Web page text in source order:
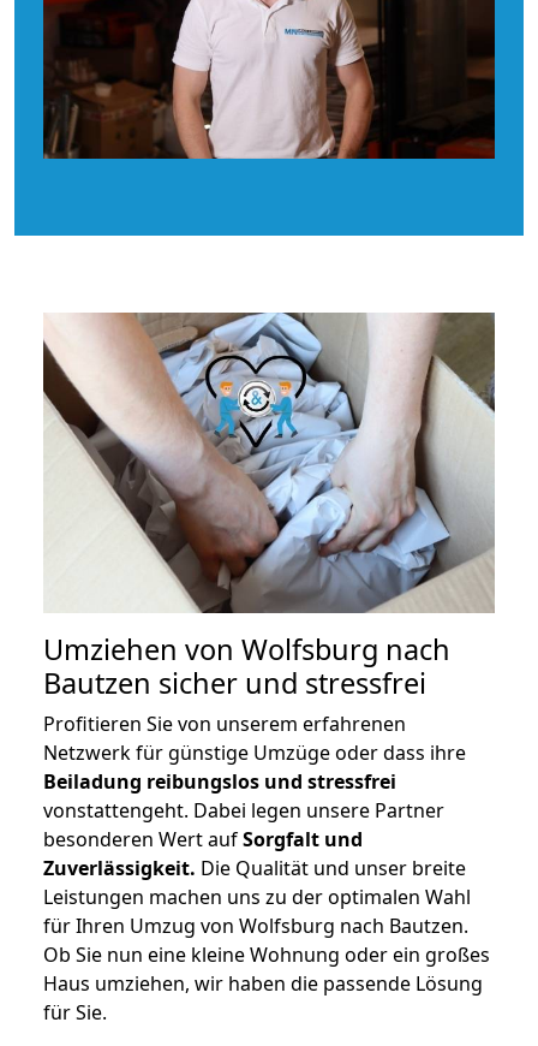
Umziehen von Wolfsburg nach
Bautzen sicher und stressfrei
Profitieren Sie von unserem erfahrenen
Netzwerk für günstige Umzüge oder dass ihre
Beiladung reibungslos und stressfrei
vonstattengeht. Dabei legen unsere Partner
besonderen Wert aufSorgfalt und
Zuverlässigkeit. Die Qualität und unser breite
Leistungen machen uns zu der optimalen Wahl
für Ihren Umzug von Wolfsburg nach Bautzen.
Ob Sie nun eine kleine Wohnung oder ein großes
Haus umziehen, wir haben die passende Lösung
für Sie.